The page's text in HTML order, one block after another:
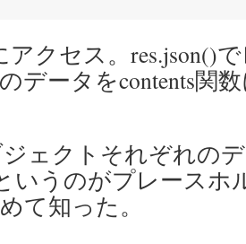
アクセス。res.json()
データをcontents関
ェクトそれぞれの
いうのがプレースホ
て知った。